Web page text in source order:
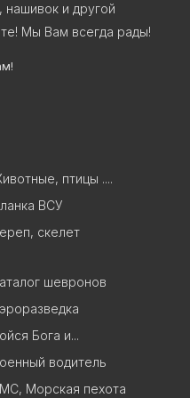
и другой
Мы Вам всегда рады!
птицы ....
ВСУ
скелет
шевронов
Бога и...
водитель
Морская пехота